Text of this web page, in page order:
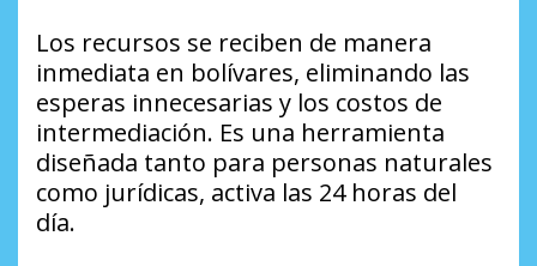
Los recursos se reciben de manera
inmediata en bolívares, eliminando las
esperas innecesarias y los costos de
intermediación. Es una herramienta
diseñada tanto para personas naturales
como jurídicas, activa las 24 horas del
día.